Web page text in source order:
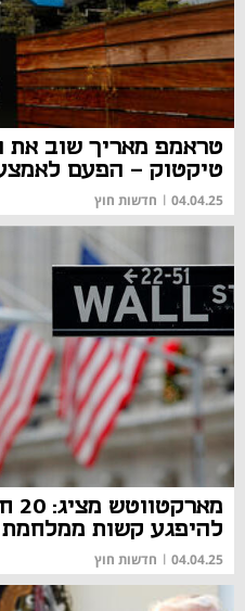
טראמפ מאריך שוב את
טיקטוק - הפעם לאמצע
04.04.25
| חדשות חוץ
להיפגע קשות
04.04.25
| חדשות חוץ